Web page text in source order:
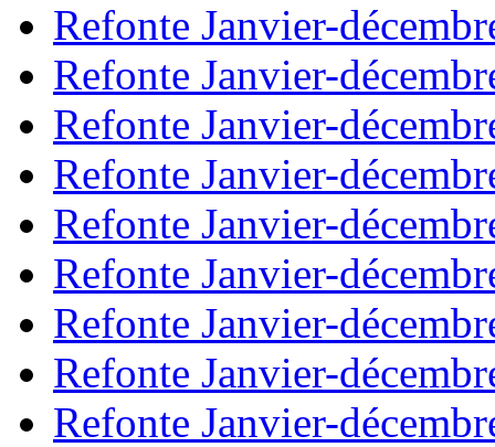
Refonte Janvier-
Refonte Janvier-
Refonte Janvier-
Refonte Janvier-
Refonte Janvier-
Refonte Janvier-
Refonte Janvier-
Refonte Janvier-
Refonte Janvier-